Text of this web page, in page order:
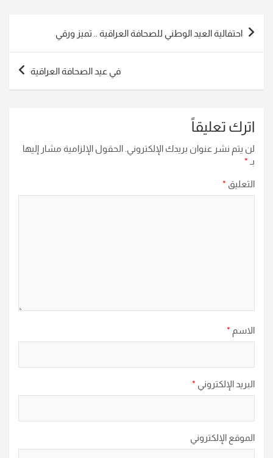
تصفّح
المقالات
احتفالية العيد الوطني للصحافة العراقية .. تميز ورقي
في عيد الصحافة العراقية
اترك تعليقاً
لن يتم نشر عنوان بريدك الإلكتروني. الحقول الإلزامية مشار إليها
بـ *
التعليق *
الاسم *
البريد الإلكتروني *
الموقع الإلكتروني